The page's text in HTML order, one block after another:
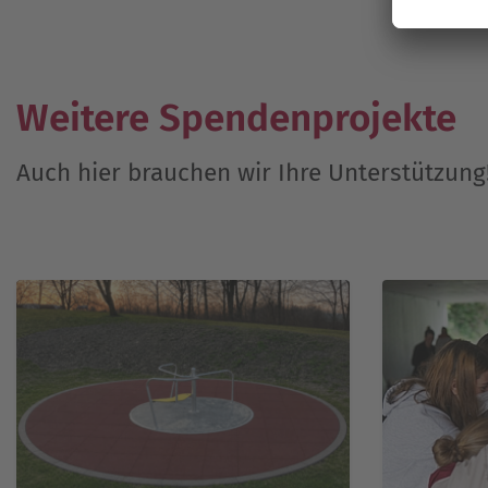
Weitere Spendenprojekte
Auch hier brauchen wir Ihre